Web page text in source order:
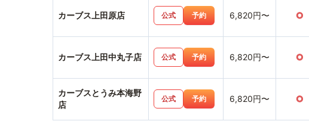
カーブス上田原店 公式 予約 6,820円〜 ○
カーブス上田中丸子店 公式 予約 6,820円〜 ○
カーブスとうみ本海野
店
公式 予約 6,820円〜 ○